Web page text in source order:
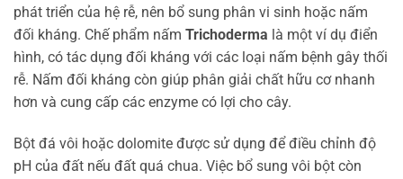
phát triển của hệ rễ, nên bổ sung phân vi sinh hoặc nấm
đối kháng. Chế phẩm nấm Trichoderma là một ví dụ điển
hình, có tác dụng đối kháng với các loại nấm bệnh gây thối
rễ. Nấm đối kháng còn giúp phân giải chất hữu cơ nhanh
hơn và cung cấp các enzyme có lợi cho cây.
Bột đá vôi hoặc dolomite được sử dụng để điều chỉnh độ
pH của đất nếu đất quá chua. Việc bổ sung vôi bột còn